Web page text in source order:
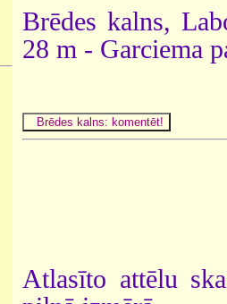
Brēdes kalns,
28 m - Garciema
Atlasīto attēlu